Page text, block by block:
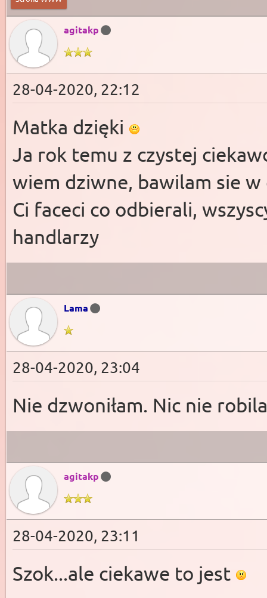
agitakp
28-04-2020, 22:12
Matka dzięki
Ja rok temu z czystej
wiem dziwne, bawilam sie w
Ci faceci co odbierali,
handlarzy
Lama
28-04-2020, 23:04
Nie dzwoniłam. Nic nie
agitakp
28-04-2020, 23:11
Szok...ale ciekawe to jest